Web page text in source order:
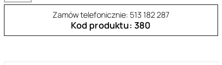
Zamów telefonicznie: 513 182 287
Kod produktu: 380